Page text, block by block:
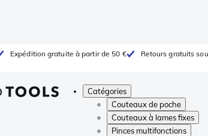
Expédition gratuite à partir de 50 € Retours gratuits
Catégories
Couteaux de poche
Couteaux à lames fixes
Pinces multifonctions